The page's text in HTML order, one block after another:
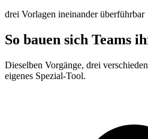
drei Vorlagen ineinander überführbar
So bauen sich Teams
Dieselben Vorgänge, drei
eigenes Spezial-Tool.